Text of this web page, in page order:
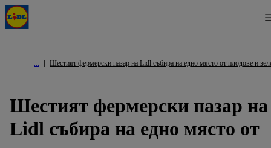
Шестият фермерски пазар на Lidl събира на едно място от плодове и
Шестият фермерски пазар на
Lidl събира на едно място от